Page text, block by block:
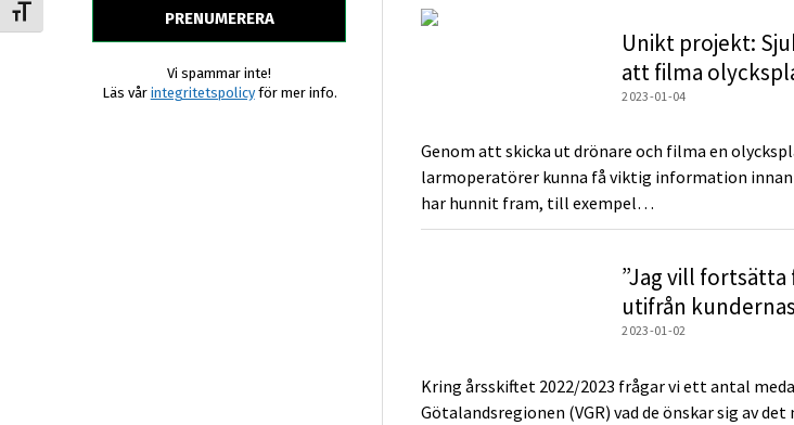
Slå på/av textstorlek
Vi spammar inte!
Läs vår integritetspolicyför mer info.
Unikt projekt:
att filma
2023-01-04
Genom att skicka ut drönare och filma en
larmoperatörer kunna få viktig information
har hunnit fram, till exempel…
”Jag vill
utifrån
2023-01-02
Kring årsskiftet 2022/2023 frågar vi ett antal
Götalandsregionen (VGR) vad de önskar sig av